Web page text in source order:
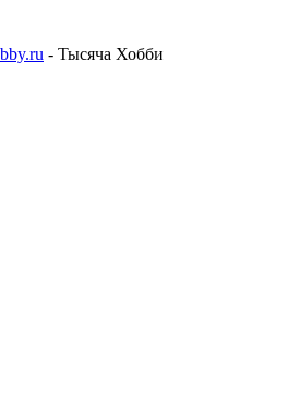
- Тысяча Хобби